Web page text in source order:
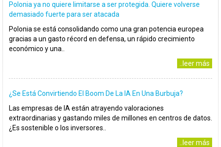
Polonia ya no quiere limitarse a ser protegida. Quiere volverse
demasiado fuerte para ser atacada
Polonia se está consolidando como una gran potencia europea
gracias a un gasto récord en defensa, un rápido crecimiento
económico y una..
..leer más
¿Se Está Convirtiendo El Boom De La IA En Una Burbuja?
Las empresas de IA están atrayendo valoraciones
extraordinarias y gastando miles de millones en centros de datos.
¿Es sostenible o los inversores..
..leer más